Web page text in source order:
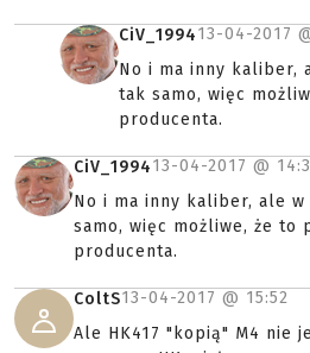
CiV_199413-04-2017
No i ma inny kaliber,
tak samo, więc
producenta.
CiV_199413-04-2017 @
No i ma inny kaliber, ale w
samo, więc możliwe, że to
producenta.
ColtS13-04-2017 @ 15:52
Ale HK417 "kopią" M4 nie